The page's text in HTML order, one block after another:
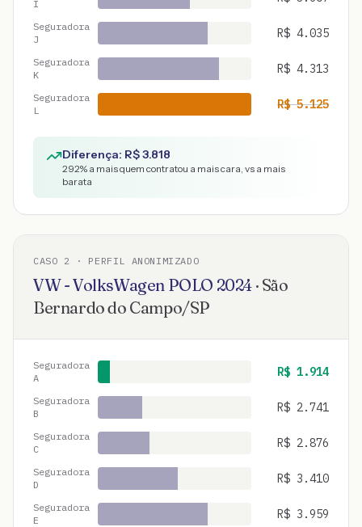
I
Seguradora
J
R$ 4.035
Seguradora
K
R$ 4.313
Seguradora
L
R$5.125
Diferença: R$3.818
292% a mais quem contratou a mais cara, vs a mais
barata
CASO 2 · PERFIL ANONIMIZADO
VW - VolksWagen POLO 2024 · São
Bernardo do Campo/SP
Seguradora
A
R$ 1.914
Seguradora
B
R$ 2.741
Seguradora
C
R$ 2.876
Seguradora
D
R$ 3.410
Seguradora
E
R$ 3.959